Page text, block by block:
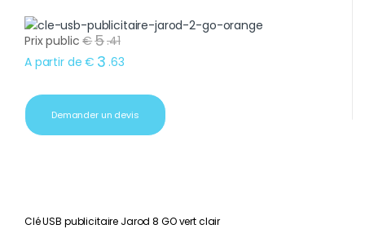
Prix public €5.41
A partir de € 3 .63
Demander un devis
Clé USB publicitaire Jarod 8 GO vert clair